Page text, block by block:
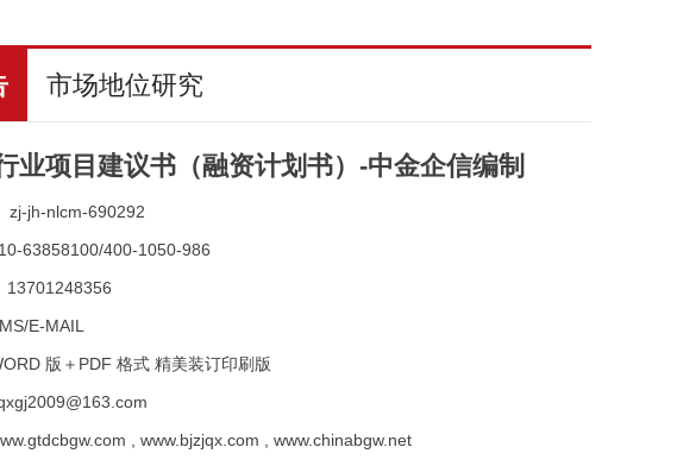
市场地位研究
业项目建议书（融资计划书）-中金企信编制
zj-jh-nlcm-690292
63858100/400-1050-986
13701248356
E-MAIL
版＋PDF 格式 精美装订印刷版
, www.bjzjqx.com , www.chinabgw.net